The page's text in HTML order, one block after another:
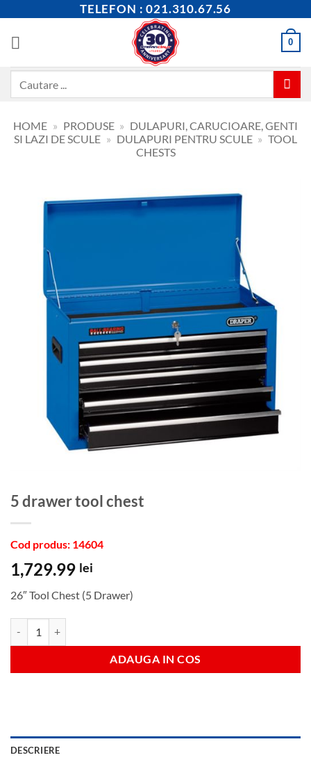
content
TELEFON : 021.310.67.56
0
HOME » PRODUSE » DULAPURI, CARUCIOARE, GENTI
SI LAZI DE SCULE » DULAPURI PENTRU SCULE » TOOL
CHESTS
5 drawer tool chest
Cod produs: 14604
1,729.99 lei
26″ Tool Chest (5 Drawer)
ADAUGA IN COS
DESCRIERE